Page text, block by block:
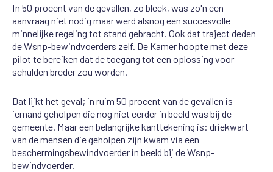
In 50 procent van de gevallen, zo bleek, was zo'n een
aanvraag niet nodig maar werd alsnog een succesvolle
minnelijke regeling tot stand gebracht. Ook dat traject deden
de Wsnp-bewindvoerders zelf. De Kamer hoopte met deze
pilot te bereiken dat de toegang tot een oplossing voor
schulden breder zou worden.
Dat lijkt het geval; in ruim 50 procent van de gevallen is
iemand geholpen die nog niet eerder in beeld was bij de
gemeente. Maar een belangrijke kanttekening is: driekwart
van de mensen die geholpen zijn kwam via een
beschermingsbewindvoerder in beeld bij de Wsnp-
bewindvoerder.